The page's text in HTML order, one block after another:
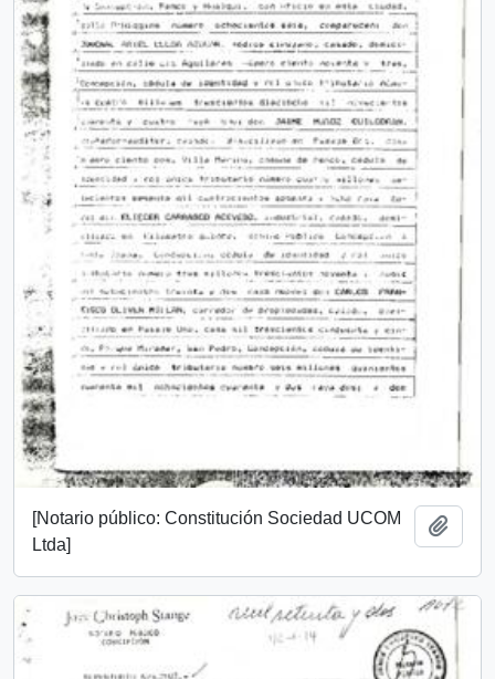
[Notario público: Constitución Sociedad UCOM
Ltda]